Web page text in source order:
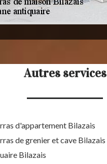
Autres services
d'appartement Bilazais
de grenier et cave Bilazais
Bilazais